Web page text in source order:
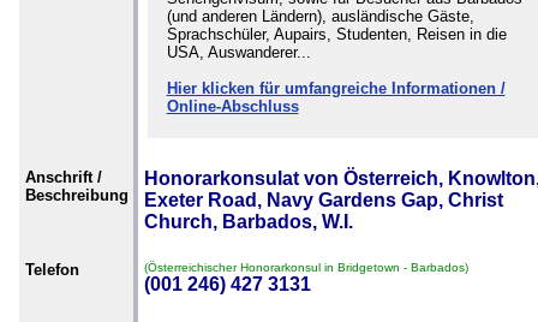
(und anderen Ländern), ausländische Gäste,
Sprachschüler, Aupairs, Studenten, Reisen in die
USA, Auswanderer...
Hier klicken für umfangreiche Informationen /
Online-Abschluss
Anschrift /
Beschreibung
Honorarkonsulat von Österreich,
Exeter Road, Navy Gardens Gap, Christ
Church, Barbados, W.I.
Telefon (Österreichischer Honorarkonsul in Bridgetown - Barbados)
(001 246) 427 3131